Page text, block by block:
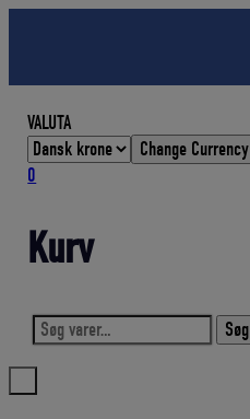
VALUTA
Change Currency
0
Kurv
Søg
efter:
Søg